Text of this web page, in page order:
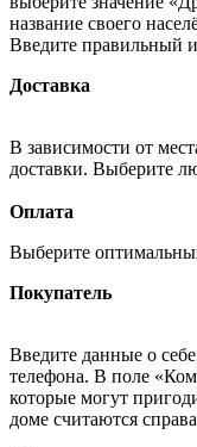
название своего
Введите правильный
Доставка
В зависимости от
доставки. Выберите
Оплата
Выберите
Покупатель
Введите данные о
телефона. В поле
которые могут
доме считаются